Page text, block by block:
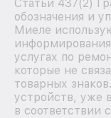
Статьи 437(2)
обозначения и
Миеле
услугах по
которые не
товарных
устройств, уже
в соответствии